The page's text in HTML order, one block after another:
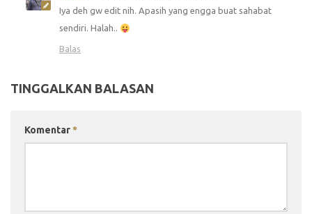
Iya deh gw edit nih. Apasih yang engga buat sahabat
sendiri. Halah..
Balas
TINGGALKAN BALASAN
Komentar*